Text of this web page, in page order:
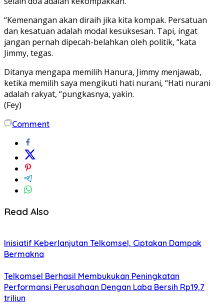
“Kemenangan akan diraih jika kita kompak. Persatuan
dan kesatuan adalah modal kesuksesan. Tapi, ingat
jangan pernah dipecah-belahkan oleh politik, “kata
Jimmy, tegas.
Ditanya mengapa memilih Hanura, Jimmy menjawab,
ketika memilih saya mengikuti hati nurani, “Hati nurani
adalah rakyat, “pungkasnya, yakin.
(Fey)
Comment
Read Also
Inisiatif Keberlanjutan Telkomsel, Ciptakan Dampak
Bermakna
Telkomsel Berhasil Membukukan Peningkatan
Performansi Perusahaan Dengan Laba Bersih Rp19,7
triliun